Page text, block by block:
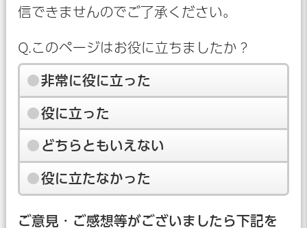
信できませんのでご了承ください。
Q.このページはお役に立ちましたか？
非常に役に立った
役に立った
どちらともいえない
役に立たなかった
ご意見・ご感想等がございましたら下記を